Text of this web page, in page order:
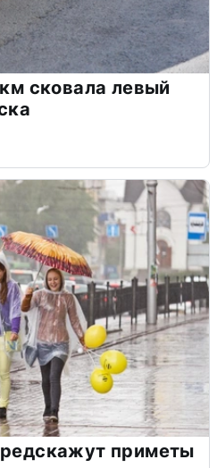
сковала левый
приметы